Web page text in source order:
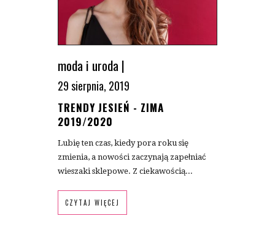
moda i uroda |
29 sierpnia, 2019
TRENDY JESIEŃ - ZIMA
2019/2020
Lubię ten czas, kiedy pora roku się
zmienia, a nowości zaczynają zapełniać
wieszaki sklepowe. Z ciekawością...
CZYTAJ WIĘCEJ